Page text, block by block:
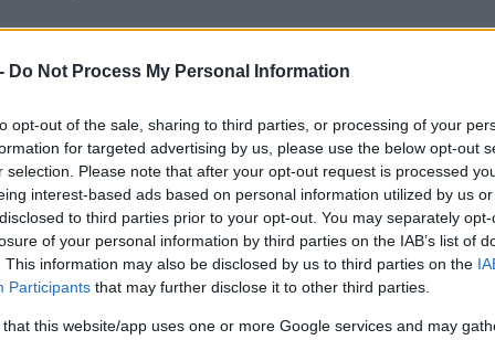
Do Not Process My Personal Information
opt-out of the sale, sharing to third parties, or processing of your
for targeted advertising by us, please use the below opt-out
selection. Please note that after your opt-out request is processed
interest-based ads based on personal information utilized by us
to third parties prior to your opt-out. You may separately
of your personal information by third parties on the IAB’s list of
This information may also be disclosed by us to third parties on the
Participants that may further disclose it to other third parties.
that this website/app uses one or more Google services and may
världscuptävlingar hade 35-åringen förvisso
hjärtproblem gjorde att Eder fick lägga
ett tomrum i tillvaron – en blandning av
bor i Österrike, har varit gifta i sju år.